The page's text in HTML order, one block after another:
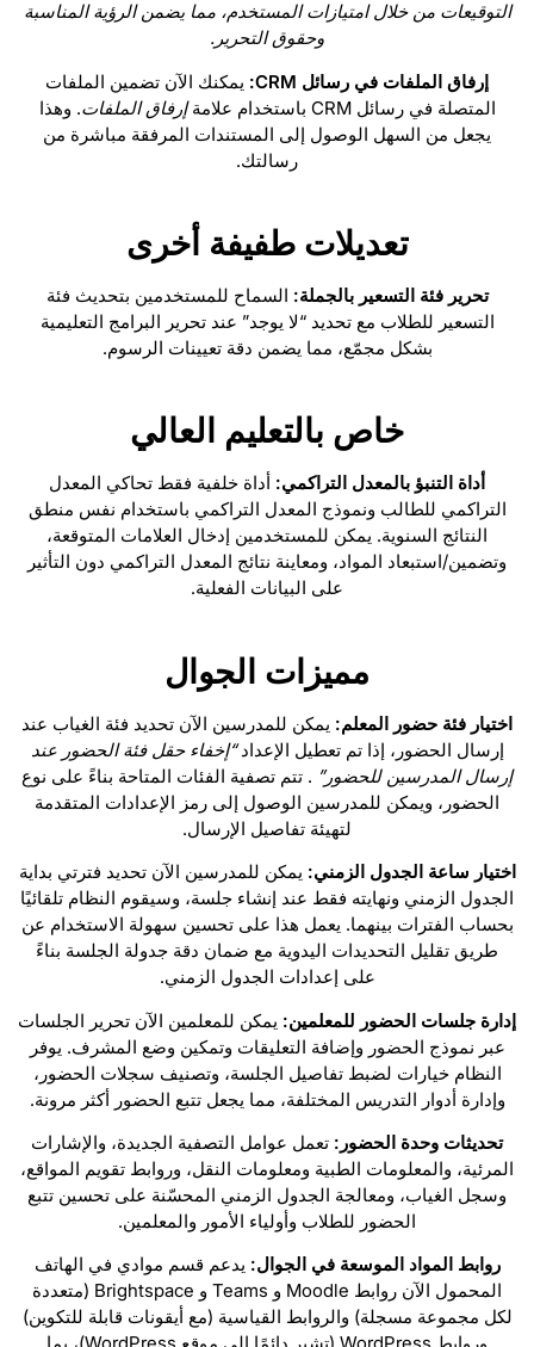
التوقيعات من خلال امتيازات المستخدم، مما يضمن الرؤية المناسبة
وحقوق التحرير.
إرفاق الملفات في رسائل CRM:
يمكنك الآن تضمين الملفات
المتصلة في رسائل CRM باستخدام علامة
إرفاق الملفات. وهذا
يجعل من السهل الوصول إلى المستندات المرفقة مباشرة من
رسالتك.
تعديلات طفيفة أخرى
تحرير فئة التسعير بالجملة: السماح للمستخدمين بتحديث فئة
التسعير للطلاب مع تحديد “لا يوجد” عند تحرير البرامج التعليمية
بشكل مجمّع، مما يضمن دقة تعيينات الرسوم.
خاص بالتعليم العالي
أداة التنبؤ بالمعدل التراكمي: أداة خلفية فقط تحاكي المعدل
التراكمي للطالب ونموذج المعدل التراكمي باستخدام نفس منطق
النتائج السنوية. يمكن للمستخدمين إدخال العلامات المتوقعة،
وتضمين/استبعاد المواد، ومعاينة نتائج المعدل التراكمي دون التأثير
على البيانات الفعلية.
مميزات الجوال
اختيار فئة حضور المعلم: يمكن للمدرسين الآن تحديد فئة الغياب عند
إرسال الحضور، إذا تم تعطيل الإعداد“إخفاء حقل فئة الحضور عند
إرسال المدرسين للحضور” . تتم تصفية الفئات المتاحة بناءً على نوع
الحضور، ويمكن للمدرسين الوصول إلى رمز الإعدادات المتقدمة
لتهيئة تفاصيل الإرسال.
اختيار ساعة الجدول الزمني: يمكن للمدرسين الآن تحديد فترتي بداية
الجدول الزمني ونهايته فقط عند إنشاء جلسة، وسيقوم النظام تلقائيًا
بحساب الفترات بينهما. يعمل هذا على تحسين سهولة الاستخدام عن
طريق تقليل التحديدات اليدوية مع ضمان دقة جدولة الجلسة بناءً
على إعدادات الجدول الزمني.
إدارة جلسات الحضور للمعلمين: يمكن للمعلمين الآن تحرير الجلسات
عبر نموذج الحضور وإضافة التعليقات وتمكين وضع المشرف. يوفر
النظام خيارات لضبط تفاصيل الجلسة، وتصنيف سجلات الحضور،
وإدارة أدوار التدريس المختلفة، مما يجعل تتبع الحضور أكثر مرونة.
تحديثات وحدة الحضور: تعمل عوامل التصفية الجديدة، والإشارات
المرئية، والمعلومات الطبية ومعلومات النقل، وروابط تقويم المواقع،
وسجل الغياب، ومعالجة الجدول الزمني المحسّنة على تحسين تتبع
الحضور للطلاب وأولياء الأمور والمعلمين.
روابط المواد الموسعة في الجوال: يدعم قسم موادي في الهاتف
المحمول الآن روابط Moodle و Teams و Brightspace (متعددة
لكل مجموعة مسجلة) والروابط القياسية (مع أيقونات قابلة للتكوين)